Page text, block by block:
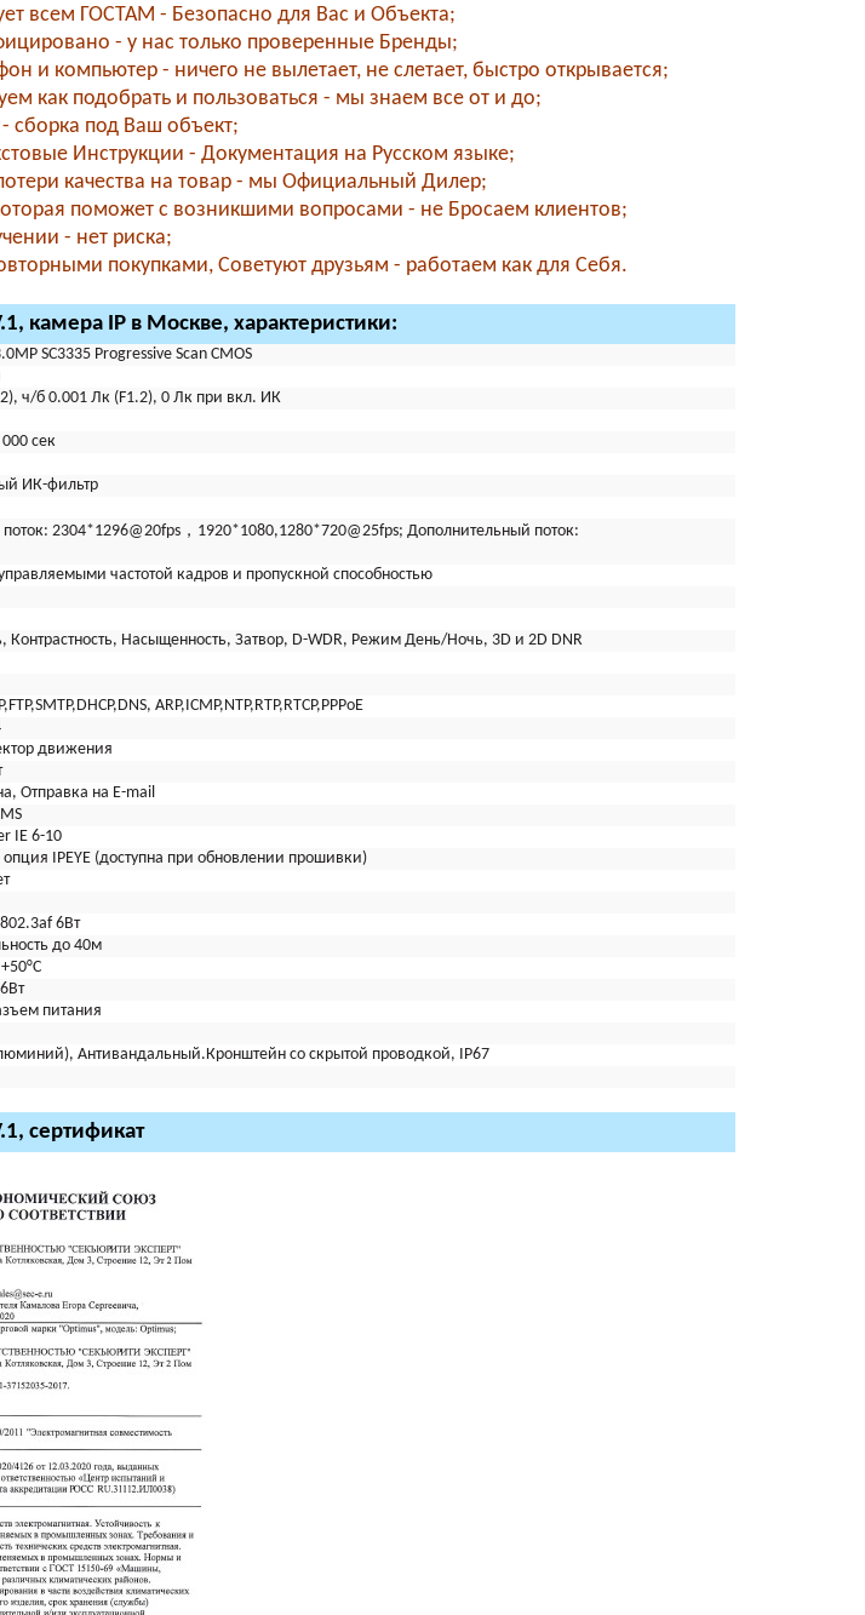
всем ГОСТАМ - Безопасно для Вас и Объекта;
- у нас только проверенные Бренды;
и компьютер - ничего не вылетает, не слетает, быстро открывается;
как подобрать и пользоваться - мы знаем все от и до;
сборка под Ваш объект;
Инструкции - Документация на Русском языке;
качества на товар - мы Официальный Дилер;
поможет с возникшими вопросами - не Бросаем клиентов;
- нет риска;
покупками, Советуют друзьям - работаем как для Себя.
камера IP в Москве, характеристики:
SC3335 Progressive Scan CMOS
ч/б 0.001 Лк (F1.2), 0 Лк при вкл. ИК
сек
ИК-фильтр
2304*1296@20fps，1920*1080,1280*720@25fps; Дополнительный поток:
частотой кадров и пропускной способностью
Контрастность, Насыщенность, Затвор, D-WDR, Режим День/Ночь, 3D и 2D DNR
ARP,ICMP,NTP,RTP,RTCP,PPPoE
движения
Отправка на E-mail
IE 6-10
IPEYE (доступна при обновлении прошивки)
802.3af 6Вт
до 40м
питания
Антивандальный.Кронштейн со скрытой проводкой, IP67
сертификат